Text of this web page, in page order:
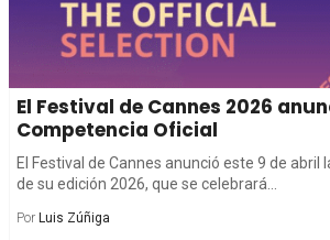
El Festival de Cannes 2026
Competencia Oficial
El Festival de Cannes anunció este 9 de abril
de su edición 2026, que se celebrará...
Por Luis Zúñiga